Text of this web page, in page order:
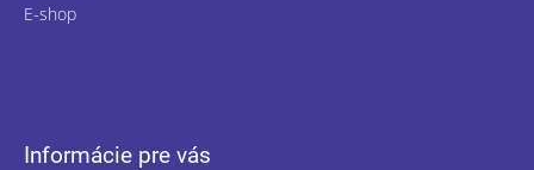
E-shop
Informácie pre vás